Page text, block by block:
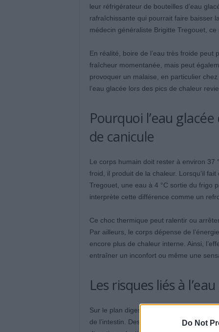
Do Not
leur réfrigérateur de bouteilles d’eau
rafraîchissante qui pourrait faire baisser
médecin généraliste Brigitte Tregouet,
En réalité, boire de l’eau très froide peut
fraîcheur momentanée, mais peut
provoquer un malaise, en particulier
l’eau glacée lors des pics de chaleur
Pourquoi l’eau
de canicule
Le corps humain doit rester à environ 37
froid, il produit de la chaleur. Lorsqu’il
Tregouet, une eau à 4 °C sortie du frigo
interprète cette différence comme un
Ce choc thermique peut ralentir ou
Par ailleurs, le corps dépense de
encore plus de chaleur interne. Ainsi,
entraîner un inconfort ou même une
Les risques liés à
Sur le plan digestif, le froid provoque une
de l’intestin. Des médecins expliquent